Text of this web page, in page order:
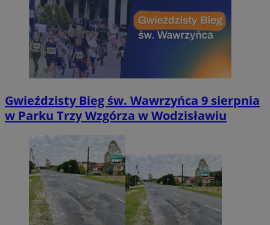
Gwieździsty Bieg św. Wawrzyńca 9 sierpnia
w Parku Trzy Wzgórza w Wodzisławiu